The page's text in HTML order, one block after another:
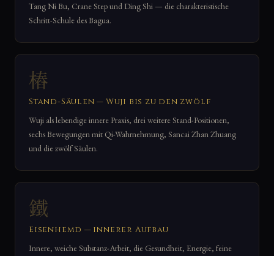
Tang Ni Bu, Crane Step und Ding Shi — die charakteristische
Schritt-Schule des Bagua.
樁
Stand-Säulen — Wuji bis zu den zwölf
Wuji als lebendige innere Praxis, drei weitere Stand-Positionen,
sechs Bewegungen mit Qi-Wahrnehmung, Sancai Zhan Zhuang
und die zwölf Säulen.
鐵
Eisenhemd — innerer Aufbau
Innere, weiche Substanz-Arbeit, die Gesundheit, Energie, feine